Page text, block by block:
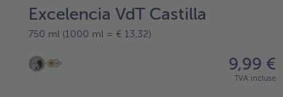
Excelencia VdT Castilla
750 ml (1000 ml = € 13,32)
9,99 €
TVA incluse